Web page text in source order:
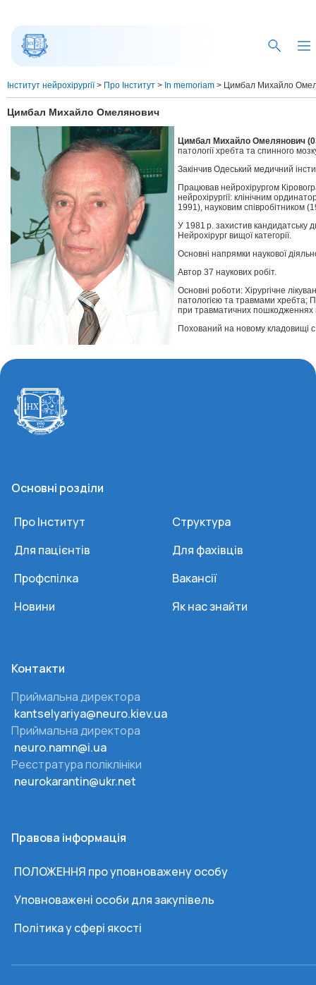
Інститут нейрохірургії> Про Інститут > In memoriam > Цимбал Михайло
Цимбал Михайло Омелянович
Цимбал Михайло Омелянович
патології хребта та спинного
Закінчив Одеський медичний
Працював нейрохірургом
нейрохірургії: клінічним
1991), науковим співробітником
У 1981 р. захистив кандидатську
Нейрохірург вищої категорії.
Основні напрямки наукової
Автор 37 наукових робіт.
Основні роботи: Хірургічне
патологією та травмами хребта;
при травматичних пошкодженнях
Похований на новому кладовищі
Основні розділи
Про Інститут
Структура
Для пацієнтів
Для фахівців
Профспілка
Вакансії
Новини
Як нас знайти
Контакти
Приймальна директора
kantselyariya@neuro.kiev.ua
Приймальна директора
neuro.namn@i.ua
Реєстратура поліклініки
neurokarantin@ukr.net
Правова інформація
ПОЛОЖЕННЯ про уповноважену особу
Уповноважені особи для закупівель
Політика у сфері якості